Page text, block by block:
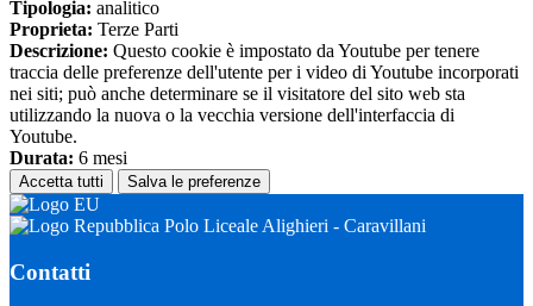
Tipologia: analitico
Proprieta: Terze Parti
Descrizione: Questo cookie è impostato da Youtube per tenere
traccia delle preferenze dell'utente per i video di Youtube incorporati
nei siti; può anche determinare se il visitatore del sito web sta
utilizzando la nuova o la vecchia versione dell'interfaccia di
Youtube.
Durata: 6 mesi
Accetta tutti Salva le preferenze
Polo Liceale Alighieri - Caravillani
Contatti